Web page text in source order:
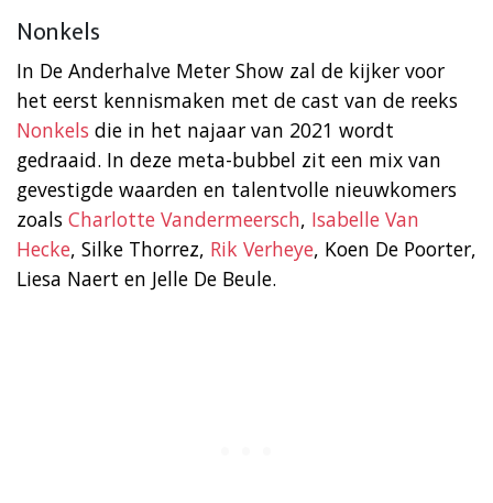
Nonkels
In De Anderhalve Meter Show zal de kijker voor
het eerst kennismaken met de cast van de reeks
Nonkels die in het najaar van 2021 wordt
gedraaid. In deze meta-bubbel zit een mix van
gevestigde waarden en talentvolle nieuwkomers
zoals Charlotte Vandermeersch, Isabelle Van
Hecke, Silke Thorrez, Rik Verheye, Koen De Poorter,
Liesa Naert en Jelle De Beule.